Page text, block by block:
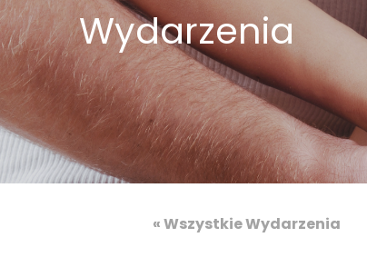
Wydarzenia
« Wszystkie Wydarzenia